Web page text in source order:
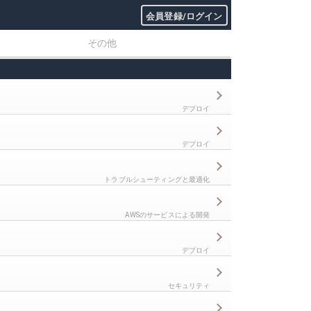
会員登録/ログイン
その他
デプロイ
デプロイ
トラブルシューティングと最適化
AWSのサービスによる開発
デプロイ
セキュリティ